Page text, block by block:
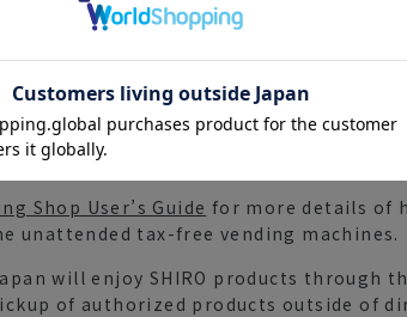
can pick up your reserved products at
you visit Japan.
free vending machines:
Kansai International Airport, Chubu
Chitose Airport, Tenjin Bus
Airport, Sendai Airport
Shop User’s Guide for more details of
unattended tax-free vending machines.
will enjoy SHIRO products through
of authorized products outside of